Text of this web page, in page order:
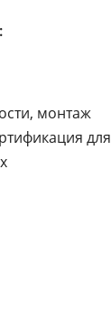
монтаж
для